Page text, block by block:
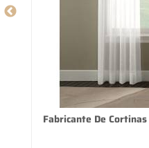
Fabricante De